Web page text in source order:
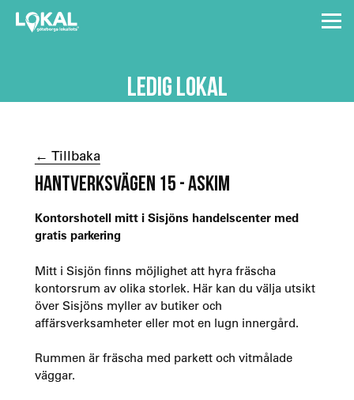
LEDIG LOKAL
← Tillbaka
HANTVERKSVÄGEN 15 - ASKIM
Kontorshotell mitt i Sisjöns handelscenter med
gratis parkering
Mitt i Sisjön finns möjlighet att hyra fräscha
kontorsrum av olika storlek. Här kan du välja utsikt
över Sisjöns myller av butiker och
affärsverksamheter eller mot en lugn innergård.
Rummen är fräscha med parkett och vitmålade
väggar.